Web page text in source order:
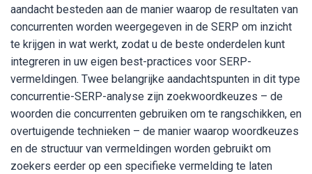
aandacht besteden aan de manier waarop de resultaten van
concurrenten worden weergegeven in de SERP om inzicht
te krijgen in wat werkt, zodat u de beste onderdelen kunt
integreren in uw eigen best-practices voor SERP-
vermeldingen. Twee belangrijke aandachtspunten in dit type
concurrentie-SERP-analyse zijn zoekwoordkeuzes – de
woorden die concurrenten gebruiken om te rangschikken, en
overtuigende technieken – de manier waarop woordkeuzes
en de structuur van vermeldingen worden gebruikt om
zoekers eerder op een specifieke vermelding te laten